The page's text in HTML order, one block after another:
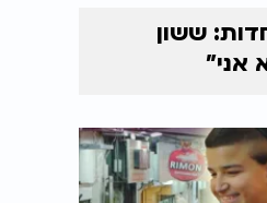
ששון
אני"